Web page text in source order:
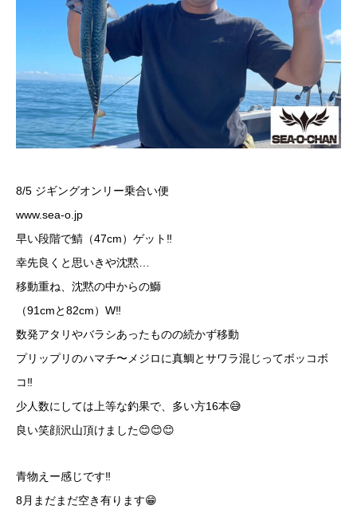
8/5 ジギングオンリー乗合い便
www.sea-o.jp
早い段階で鯖（47cm）ゲット‼️
幸先良くと思いきや沈黙…
移動重ね、沈黙の中からの鰤
（91cmと82cm）W‼️
数発アタリやバラシあったものの続かず移動
プリップリのハマチ〜メジロに真鯛とサワラ混じってボッコボ
コ‼️
少人数にしては上等な釣果で、多い方16本😅
良い笑顔沢山頂けました😊😊😊
青物えー感じです‼️
8月まだまだ空き有ります😁